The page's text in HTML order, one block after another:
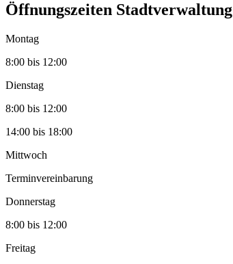
Öffnungszeiten Stadtverwaltung
Montag
8:00 bis 12:00
Dienstag
8:00 bis 12:00
14:00 bis 18:00
Mittwoch
Terminvereinbarung
Donnerstag
8:00 bis 12:00
Freitag